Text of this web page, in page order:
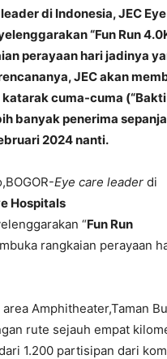
di Indonesia, JEC
“Fun Run
perayaan hari jadinya
JEC akan
cuma-cuma
banyak penerima
2024 nanti.
Eye care leader di
Hospitals
“Fun Run
rangkaian perayaan
Amphitheater,Taman
rute sejauh empat
1.200 partisipan dari